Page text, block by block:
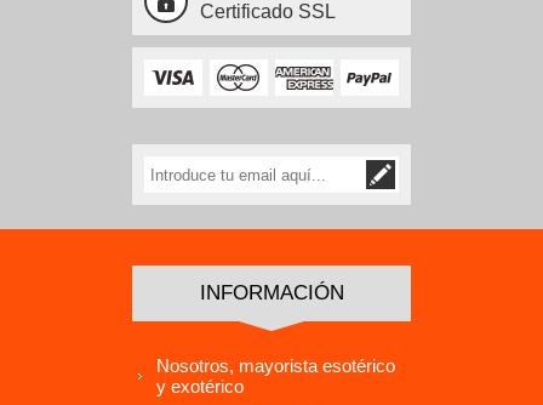
Certificado SSL
INFORMACIÓN
Nosotros, mayorista esotérico
y exotérico